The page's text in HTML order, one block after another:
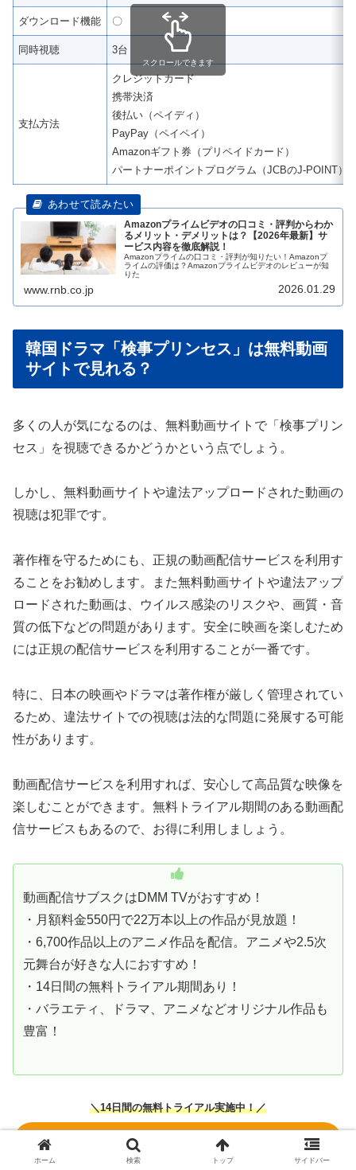
ダウンロード機能 〇
同時視聴 3台
支払方法
クレジットカード
携帯決済
後払い（ペイディ）
PayPay（ペイペイ）
Amazonギフト券（プリペイドカード）
パートナーポイントプログラム（JCBのJ-POINT）
スクロールできます
Amazonプライムビデオの口コミ・評判からわか
るメリット・デメリットは？【2026年最新】サ
ービス内容を徹底解説！
Amazonプライムの口コミ・評判が知りたい！Amazonプ
ライムの評価は？Amazonプライムビデオのレビューが知
りた
www.rnb.co.jp 2026.01.29
韓国ドラマ「検事プリンセス」は無料動画
サイトで見れる？
多くの人が気になるのは、無料動画サイトで「検事プリン
セス」を視聴できるかどうかという点でしょう。
しかし、無料動画サイトや違法アップロードされた動画の
視聴は犯罪です。
著作権を守るためにも、正規の動画配信サービスを利用す
ることをお勧めします。また無料動画サイトや違法アップ
ロードされた動画は、ウイルス感染のリスクや、画質・音
質の低下などの問題があります。安全に映画を楽しむため
には正規の配信サービスを利用することが一番です。
特に、日本の映画やドラマは著作権が厳しく管理されてい
るため、違法サイトでの視聴は法的な問題に発展する可能
性があります。
動画配信サービスを利用すれば、安心して高品質な映像を
楽しむことができます。無料トライアル期間のある動画配
信サービスもあるので、お得に利用しましょう。
動画配信サブスクはDMM TVがおすすめ！
・月額料金550円で22万本以上の作品が見放題！
・6,700作品以上のアニメ作品を配信。アニメや2.5次
元舞台が好きな人におすすめ！
・14日間の無料トライアル期間あり！
・バラエティ、ドラマ、アニメなどオリジナル作品も
豊富！
＼14日間の無料トライアル実施中！／
DMM TVの公式サイト
ホーム 検索 トップ サイドバー